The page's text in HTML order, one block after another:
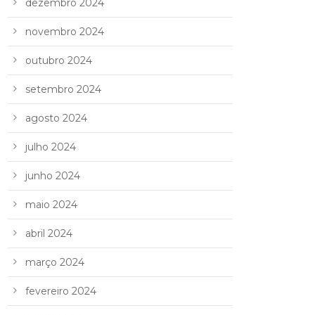
dezembro 2024
novembro 2024
outubro 2024
setembro 2024
agosto 2024
julho 2024
junho 2024
maio 2024
abril 2024
março 2024
fevereiro 2024